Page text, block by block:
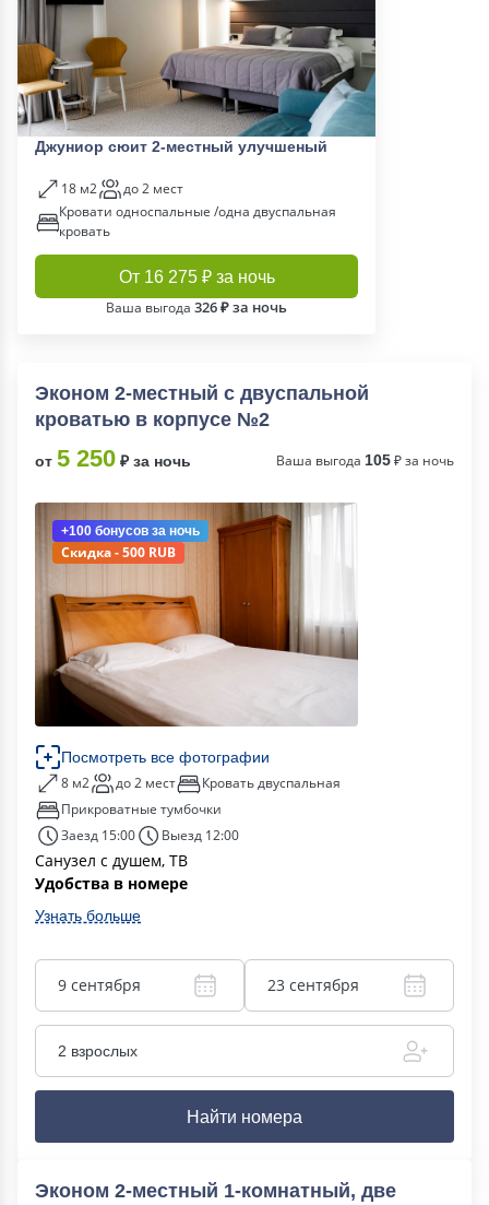
Джуниор сюит 2-местный улучшеный
18 м2
до 2 мест
Кровати односпальные /одна двуспальная
кровать
От 16 275 ₽ за ночь
Ваша выгода 326 ₽ за ночь
Эконом 2-местный с двуспальной
кроватью в корпусе №2
от 5 250 ₽ за ночь Ваша выгода 105₽ за ночь
+100 бонусов за ночь
Скидка - 500 RUB
Посмотреть все фотографии
8 м2 до 2 мест
Кровать двуспальная
Прикроватные тумбочки
Заезд 15:00
Выезд 12:00
Санузел с душем, ТВ
Удобства в номере
Узнать больше
9 сентября 23 сентября
2 взрослых
Найти номера
Эконом 2-местный 1-комнатный, две